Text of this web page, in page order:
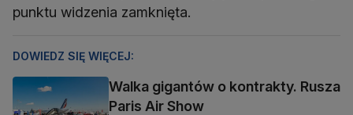
punktu widzenia zamknięta.
DOWIEDZ SIĘ WIĘCEJ:
Walka gigantów o kontrakty. Rusza
Paris Air Show